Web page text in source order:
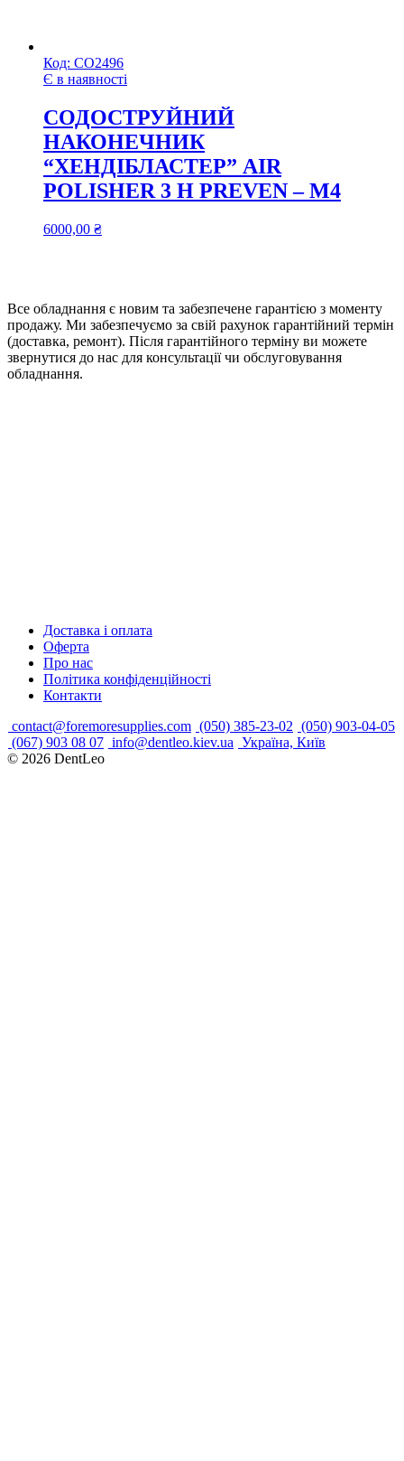
Код: СО2496
Є в наявності
СОДОСТРУЙНИЙ
НАКОНЕЧНИК
“ХЕНДІБЛАСТЕР” AIR
POLISHER 3 Н PREVEN – М4
6000,00 ₴
Все обладнання є новим та забезпечене гарантією з моменту
продажу. Ми забезпечуємо за свій рахунок гарантійний термін
(доставка, ремонт). Після гарантійного терміну ви можете
звернутися до нас для консультації чи обслуговування
обладнання.
Доставка і оплата
Оферта
Про нас
Політика конфіденційності
Контакти
contact@foremoresupplies.com (050) 385-23-02 (050) 903-04-05
(067) 903 08 07 info@dentleo.kiev.ua Україна, Київ
© 2026 DentLeo